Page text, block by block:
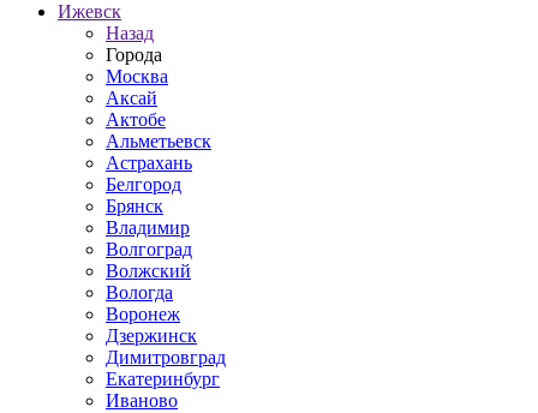
Ижевск
Назад
Города
Москва
Аксай
Актобе
Альметьевск
Астрахань
Белгород
Брянск
Владимир
Волгоград
Волжский
Вологда
Воронеж
Дзержинск
Димитровград
Екатеринбург
Иваново